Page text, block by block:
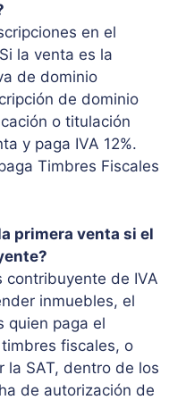
en el
la venta es la
de dominio
de dominio
o titulación
y paga IVA 12%.
Timbres Fiscales
primera venta si el
contribuyente de IVA
inmuebles, el
quien paga el
fiscales, o
la SAT, dentro de los
de autorización de